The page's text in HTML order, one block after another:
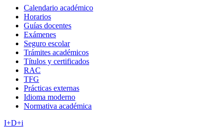
Calendario académico
Horarios
Guías docentes
Exámenes
Seguro escolar
Trámites académicos
Títulos y certificados
RAC
TFG
Prácticas externas
Idioma moderno
Normativa académica
I+D+i